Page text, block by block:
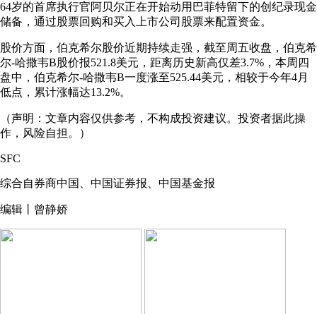
64岁的首席执行官阿贝尔正在开始动用巴菲特留下的创纪录现金
储备，通过股票回购和买入上市公司股票来配置资金。
股价方面，伯克希尔股价近期持续走强，截至周五收盘，伯克希
尔-哈撒韦B股价报521.8美元，距离历史新高仅差3.7%，本周四
盘中，伯克希尔-哈撒韦B一度涨至525.44美元，相较于今年4月
低点，累计涨幅达13.2%。
（声明：文章内容仅供参考，不构成投资建议。投资者据此操
作，风险自担。）
SFC
综合自券商中国、中国证券报、中国基金报
编辑丨曾静娇